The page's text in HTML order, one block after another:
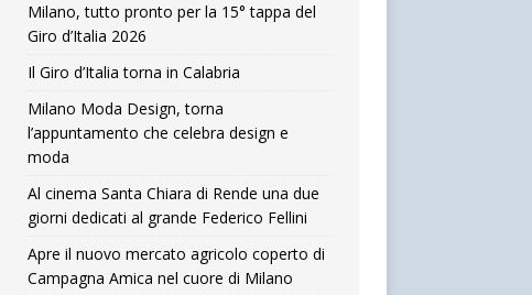
Milano, tutto pronto per la 15° tappa del
Giro d’Italia 2026
Il Giro d’Italia torna in Calabria
Milano Moda Design, torna
l’appuntamento che celebra design e
moda
Al cinema Santa Chiara di Rende una due
giorni dedicati al grande Federico Fellini
Apre il nuovo mercato agricolo coperto di
Campagna Amica nel cuore di Milano